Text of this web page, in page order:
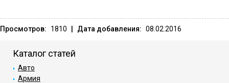
Просмотров: 1810 Дата добавления: 08.02.2016
Каталог статей
Авто
Армия